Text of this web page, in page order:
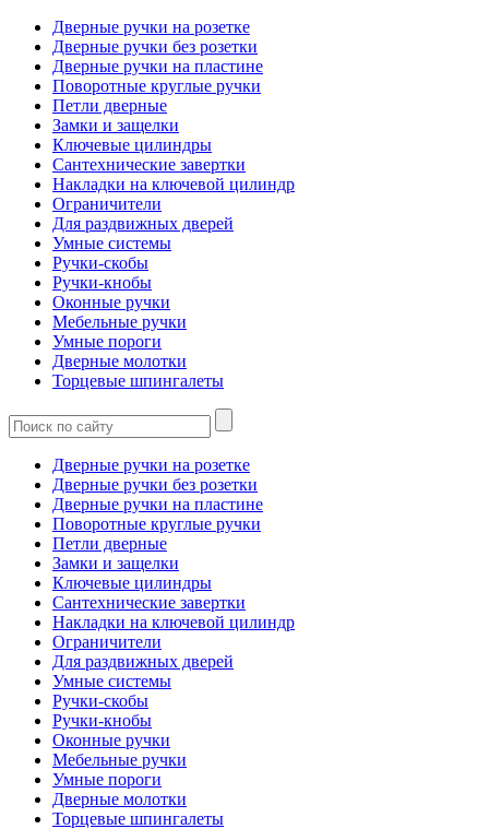
Дверные ручки на розетке
Дверные ручки без розетки
Дверные ручки на пластине
Поворотные круглые ручки
Петли дверные
Замки и защелки
Ключевые цилиндры
Сантехнические завертки
Накладки на ключевой цилиндр
Ограничители
Для раздвижных дверей
Умные системы
Ручки-скобы
Ручки-кнобы
Оконные ручки
Мебельные ручки
Умные пороги
Дверные молотки
Торцевые шпингалеты
Дверные ручки на розетке
Дверные ручки без розетки
Дверные ручки на пластине
Поворотные круглые ручки
Петли дверные
Замки и защелки
Ключевые цилиндры
Сантехнические завертки
Накладки на ключевой цилиндр
Ограничители
Для раздвижных дверей
Умные системы
Ручки-скобы
Ручки-кнобы
Оконные ручки
Мебельные ручки
Умные пороги
Дверные молотки
Торцевые шпингалеты